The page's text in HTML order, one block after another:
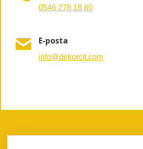
0546 278 18 80
E-posta
info@dekorcit.com